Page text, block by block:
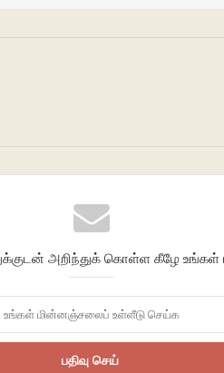
அறிந்துக் கொள்ள கீழே உங்கள்